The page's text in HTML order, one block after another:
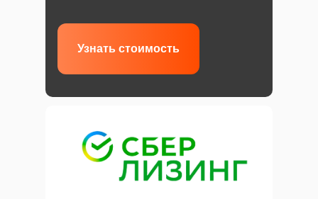
Узнать стоимость